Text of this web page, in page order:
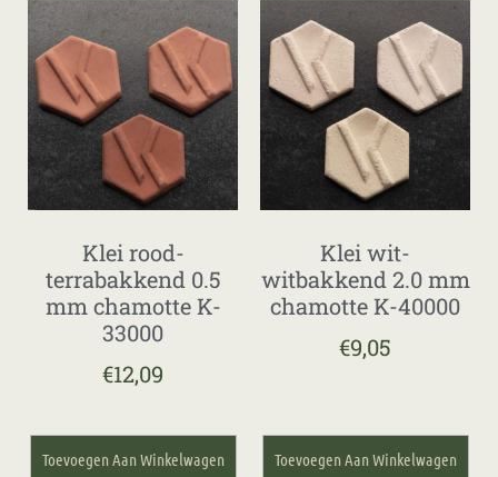
Klei rood-
terrabakkend 0.5
mm chamotte K-
33000
€12,09
Toevoegen Aan Winkelwagen
Klei wit-
witbakkend 2.0 mm
chamotte K-40000
€9,05
Toevoegen Aan Winkelwagen